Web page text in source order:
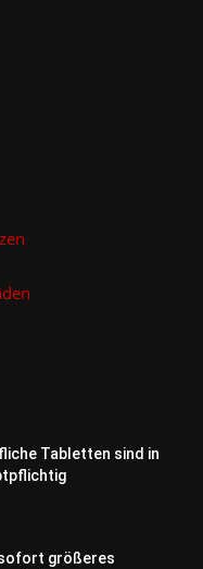
Tabletten sind in
größeres